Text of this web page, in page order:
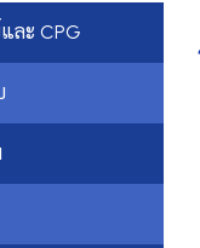
ละ CPG